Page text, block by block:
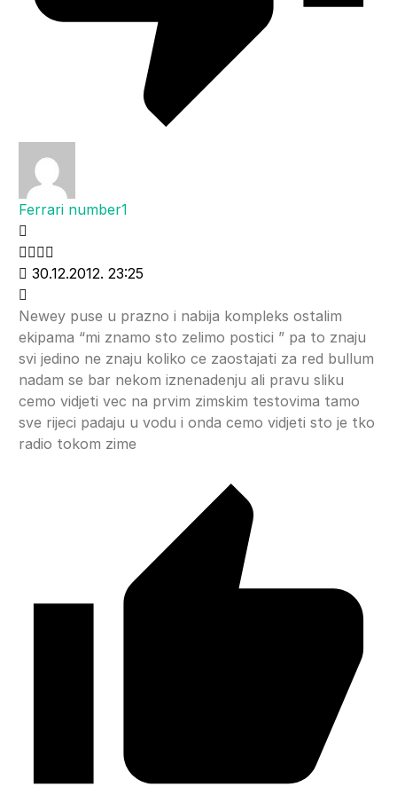
Ferrari number1
30.12.2012. 23:25
Newey puse u prazno i nabija kompleks ostalim
ekipama “mi znamo sto zelimo postici ” pa to znaju
svi jedino ne znaju koliko ce zaostajati za red bullum
nadam se bar nekom iznenadenju ali pravu sliku
cemo vidjeti vec na prvim zimskim testovima tamo
sve rijeci padaju u vodu i onda cemo vidjeti sto je tko
radio tokom zime